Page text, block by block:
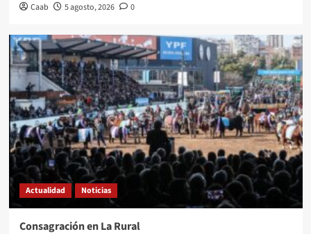
Caab 5 agosto, 2026 0
Actualidad Noticias
Consagración en La Rural